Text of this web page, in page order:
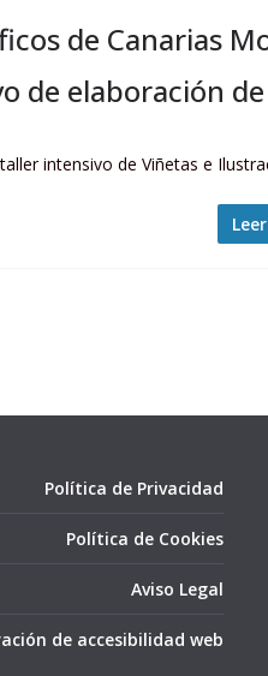
de Canarias
de elaboración
intensivo de Viñetas e
Política de Privacidad
Política de Cookies
Aviso Legal
de accesibilidad web